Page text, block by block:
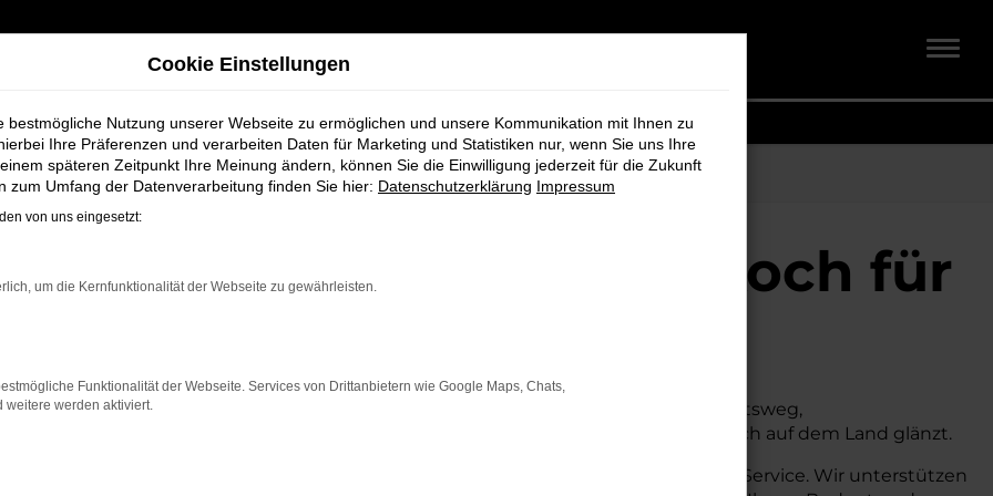
Stuhr
bei Schmidt + Koch für
die ein zuverlässiges und modernes Fahrzeug suchen. Ob für den täglichen Arbeitsweg,
bietet Komfort, Effizienz und modernes Design, das sowohl in der Stadt als auch auf dem Land glänzt.
einer breiten Auswahl an Audi Fahrzeugen auch umfassende Beratung und Service. Wir unterstützen
Cookie Einstellungen
bestmögliche Nutzung unserer Webseite zu ermöglichen und unsere Kommunikation mit Ihnen zu
Ihre Präferenzen und verarbeiten Daten für Marketing und Statistiken nur, wenn Sie uns Ihre
späteren Zeitpunkt Ihre Meinung ändern, können Sie die Einwilligung jederzeit für die Zukunft
zum Umfang der Datenverarbeitung finden Sie hier: Datenschutzerklärung Impressum
von uns eingesetzt:
um die Kernfunktionalität der Webseite zu gewährleisten.
Funktionalität der Webseite. Services von Drittanbietern wie Google Maps, Chats,
weitere werden aktiviert.